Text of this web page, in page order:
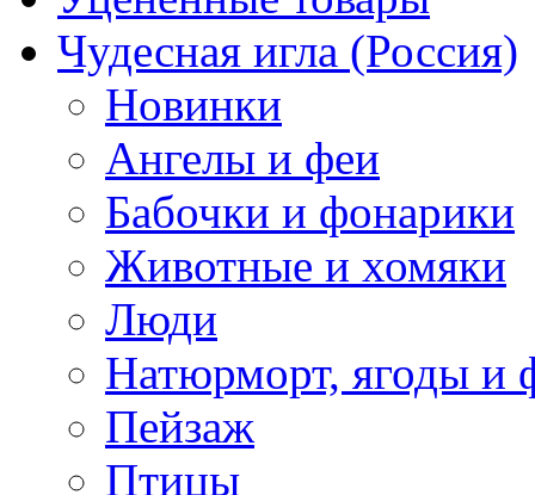
Чудесная игла (Россия)
Новинки
Ангелы и феи
Бабочки и фонарики
Животные и хомяки
Люди
Натюрморт, ягоды и
Пейзаж
Птицы